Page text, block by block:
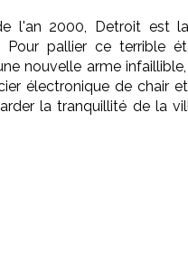
l'an 2000, Detroit est
Pour pallier ce terrible
nouvelle arme
électronique de chair
la tranquillité de la